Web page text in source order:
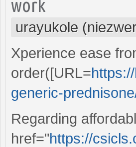
work
urayukole
Xperience ease
order([URL=
generic-
Regarding
href="https://